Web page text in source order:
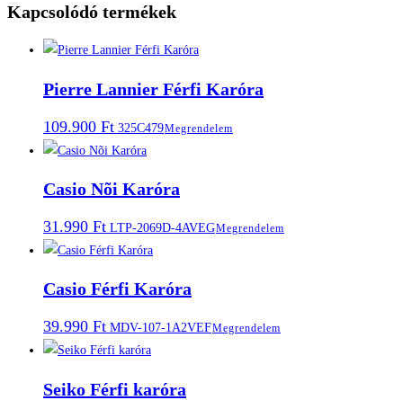
Kapcsolódó termékek
Pierre Lannier Férfi Karóra
109.900 Ft 325C479Megrendelem
Casio Nõi Karóra
31.990 Ft LTP-2069D-4AVEGMegrendelem
Casio Férfi Karóra
39.990 Ft MDV-107-1A2VEFMegrendelem
Seiko Férfi karóra